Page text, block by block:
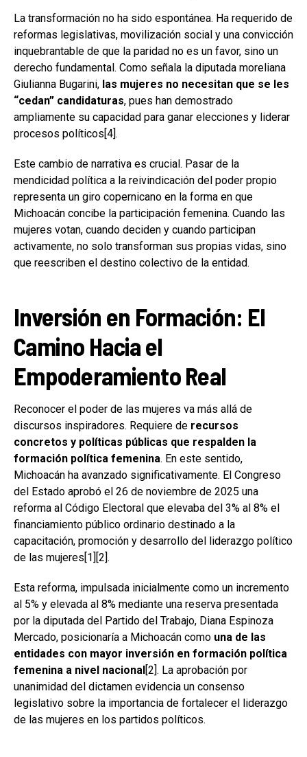
La transformación no ha sido espontánea. Ha requerido de
reformas legislativas, movilización social y una convicción
inquebrantable de que la paridad no es un favor, sino un
derecho fundamental. Como señala la diputada moreliana
Giulianna Bugarini, las mujeres no necesitan que se les
“cedan” candidaturas, pues han demostrado
ampliamente su capacidad para ganar elecciones y liderar
procesos políticos[4].
Este cambio de narrativa es crucial. Pasar de la
mendicidad política a la reivindicación del poder propio
representa un giro copernicano en la forma en que
Michoacán concibe la participación femenina. Cuando las
mujeres votan, cuando deciden y cuando participan
activamente, no solo transforman sus propias vidas, sino
que reescriben el destino colectivo de la entidad.
Inversión en Formación: El
Camino Hacia el
Empoderamiento Real
Reconocer el poder de las mujeres va más allá de
discursos inspiradores. Requiere de recursos
concretos y políticas públicas que respalden la
formación política femenina. En este sentido,
Michoacán ha avanzado significativamente. El Congreso
del Estado aprobó el 26 de noviembre de 2025 una
reforma al Código Electoral que elevaba del 3% al 8% el
financiamiento público ordinario destinado a la
capacitación, promoción y desarrollo del liderazgo político
de las mujeres[1][2].
Esta reforma, impulsada inicialmente como un incremento
al 5% y elevada al 8% mediante una reserva presentada
por la diputada del Partido del Trabajo, Diana Espinoza
Mercado, posicionaría a Michoacán como una de las
entidades con mayor inversión en formación política
femenina a nivel nacional[2]. La aprobación por
unanimidad del dictamen evidencia un consenso
legislativo sobre la importancia de fortalecer el liderazgo
de las mujeres en los partidos políticos.